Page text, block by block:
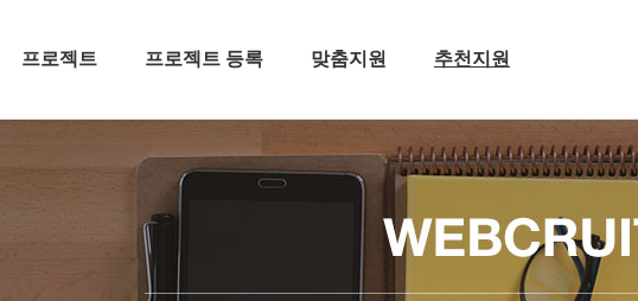
프로젝트 프로젝트 등록 맞춤지원 추천지원